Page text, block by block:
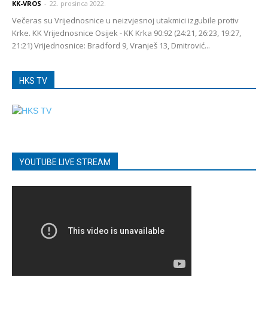
KK-VROS - 22. prosinca 2022.
Večeras su Vrijednosnice u neizvjesnoj utakmici izgubile protiv
Krke. KK Vrijednosnice Osijek - KK Krka 90:92 (24:21, 26:23, 19:27,
21:21) Vrijednosnice: Bradford 9, Vranješ 13, Dmitrović...
HKS TV
YOUTUBE LIVE STREAM